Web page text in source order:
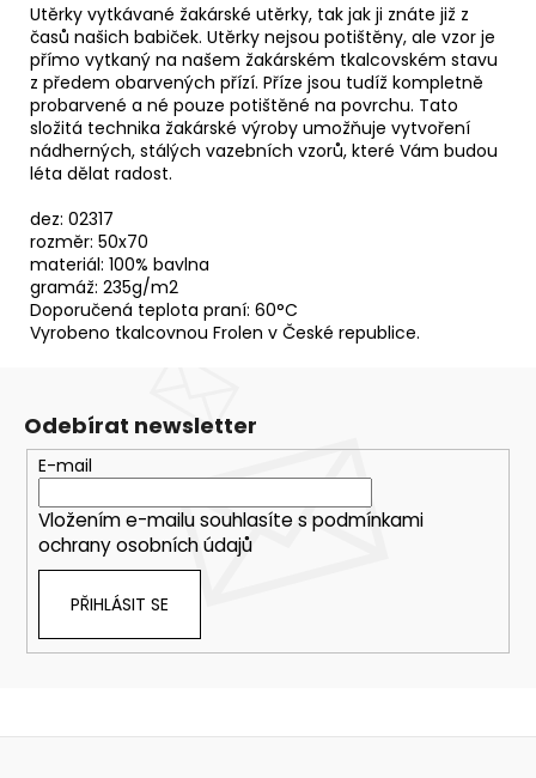
Utěrky vytkávané žakárské utěrky, tak jak ji znáte již z
časů našich babiček. Utěrky nejsou potištěny, ale vzor je
přímo vytkaný na našem žakárském tkalcovském stavu
z předem obarvených přízí. Příze jsou tudíž kompletně
probarvené a né pouze potištěné na povrchu. Tato
složitá technika žakárské výroby umožňuje vytvoření
nádherných, stálých vazebních vzorů, které Vám budou
léta dělat radost.
dez: 02317
rozměr: 50x70
materiál: 100% bavlna
gramáž: 235g/m2
Doporučená teplota praní: 60°C
Vyrobeno tkalcovnou Frolen v České republice.
Odebírat newsletter
E-mail
Vložením e-mailu souhlasíte s podmínkami
ochrany osobních údajů
PŘIHLÁSIT SE